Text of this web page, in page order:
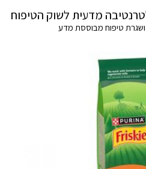
ושגרת טיפוח מבוססת מדע